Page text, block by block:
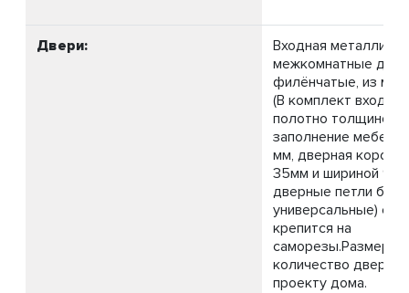
Двери:
Входная
межкомнатные
филёнчатые, из
(В комплект
полотно толщиной
заполнение
мм, дверная
35мм и шириной 96
дверные петли
универсальные) с
крепится на
саморезы.Размеры
количество дверей,
проекту дома.